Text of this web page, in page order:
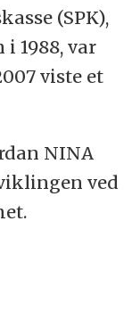
(SPK),
1988, var
viste et
NINA
ved